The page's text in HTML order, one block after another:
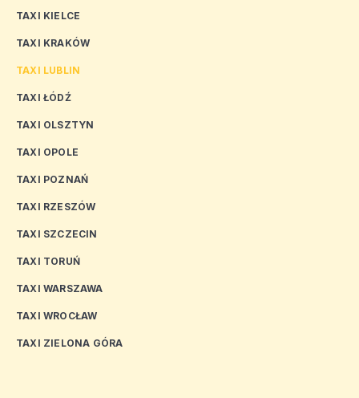
TAXI KIELCE
TAXI KRAKÓW
TAXI LUBLIN
TAXI ŁÓDŹ
TAXI OLSZTYN
TAXI OPOLE
TAXI POZNAŃ
TAXI RZESZÓW
TAXI SZCZECIN
TAXI TORUŃ
TAXI WARSZAWA
TAXI WROCŁAW
TAXI ZIELONA GÓRA